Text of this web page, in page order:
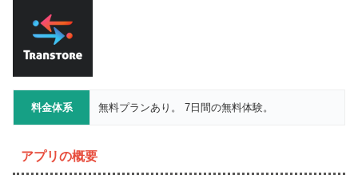
料金体系 無料プランあり。 7日間の無料体験。
アプリの概要